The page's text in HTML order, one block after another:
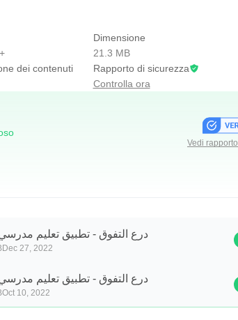
Dimensione
21.3 MB
dei contenuti
Rapporto di sicurezza
Controlla ora
Vedi
درع التفوق - تطبيق تعليم مدرسي
Dec 27, 2022
درع التفوق - تطبيق تعليم مدرسي
Oct 10, 2022